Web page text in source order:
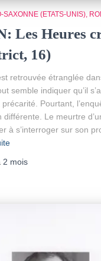
SAXONNE (ETATS-UNIS)
Les Heures
16)
retrouvée étranglée
semble indiquer qu’il
Pourtant,
différente. Le meurtre
à s’interroger sur son
2 mois